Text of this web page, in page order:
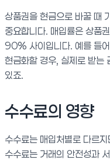
상품권을 현금으로 바꿀 때
중요합니다. 매입률은 상품
90% 사이입니다. 예를 들
현금화할 경우, 실제로 받는
있죠.
수수료의 영향
수수료는 매입처별로 다르
수수료는 거래의 안전성과